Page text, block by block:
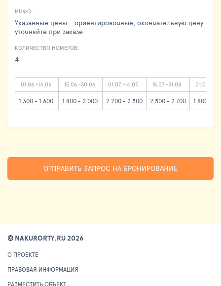
ИНФО:
Указанные цены - ориентировочные, окончательную цену
уточняйте при заказе.
КОЛИЧЕСТВО НОМЕРОВ:
4
01.06.-14.06. 15.06.-30.06. 01.07.-14.07. 15.07.-31.08. 01.09.-
1 300 - 1 600 1 800 - 2 000 2 200 - 2 500 2 500 - 2 700 1 800 - 2
ОТПРАВИТЬ ЗАПРОС НА БРОНИРОВАНИЕ
© NAKURORTY.RU 2026
О ПРОЕКТЕ
ПРАВОВАЯ ИНФОРМАЦИЯ
РАЗМЕСТИТЬ ОБЪЕКТ